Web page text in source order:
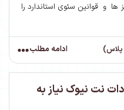
و قوانین سئوی استاندارد را
پلاس) ادامه مطلب
نت نیوک نیاز به